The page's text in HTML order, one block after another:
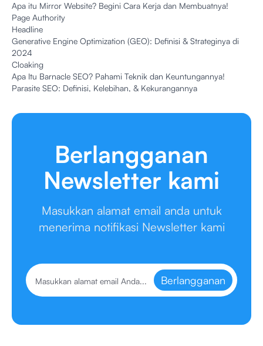
Apa itu Mirror Website? Begini Cara Kerja dan Membuatnya!
Page Authority
Headline
Generative Engine Optimization (GEO): Definisi & Strateginya di
2024
Cloaking
Apa Itu Barnacle SEO? Pahami Teknik dan Keuntungannya!
Parasite SEO: Definisi, Kelebihan, & Kekurangannya
Berlangganan
Newsletter kami
Masukkan alamat email anda untuk
menerima notifikasi Newsletter kami
Berlangganan